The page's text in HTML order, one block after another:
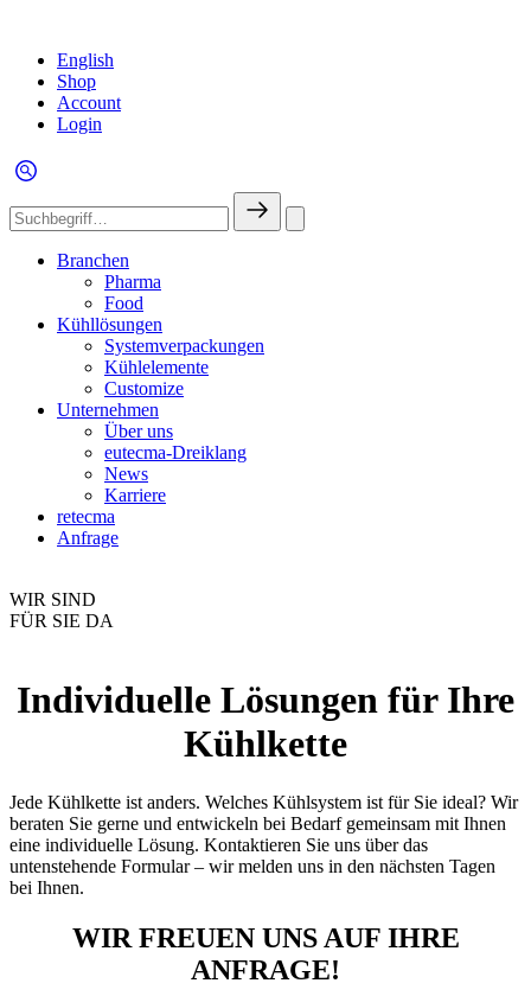
English
Shop
Account
Login
Branchen
Pharma
Food
Kühllösungen
Systemverpackungen
Kühlelemente
Customize
Unternehmen
Über uns
eutecma-Dreiklang
News
Karriere
retecma
Anfrage
WIR SIND
FÜR SIE DA
Individuelle Lösungen für Ihre
Kühlkette
Jede Kühlkette ist anders. Welches Kühlsystem ist für Sie ideal? Wir
beraten Sie gerne und entwickeln bei Bedarf gemeinsam mit Ihnen
eine individuelle Lösung. Kontaktieren Sie uns über das
untenstehende Formular – wir melden uns in den nächsten Tagen
bei Ihnen.
WIR FREUEN UNS AUF IHRE
ANFRAGE!